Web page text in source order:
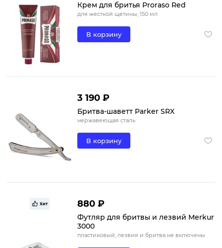
Крем для бритья Proraso Red
для жесткой щетины, 150 мл
В корзину
3 190 ₽
Бритва-шаветт Parker SRX
нержавеющая сталь
В корзину
Хит 880 ₽
Футляр для бритвы и лезвий Merkur
3000
пластиковый, лезвия и бритва не включены